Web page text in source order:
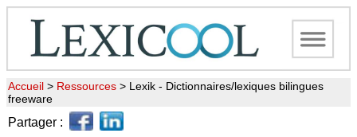
Accueil > Ressources > Lexik - Dictionnaires/lexiques bilingues
freeware
Partager :